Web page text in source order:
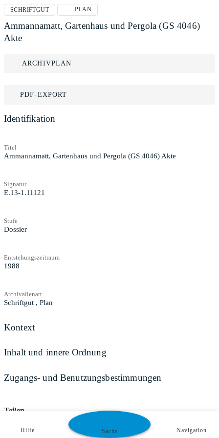
SCHRIFTGUT PLAN
Ammannamatt, Gartenhaus und Pergola (GS 4046)
Akte
ARCHIVPLAN
PDF-EXPORT
Identifikation
Titel
Ammannamatt, Gartenhaus und Pergola (GS 4046) Akte
Signatur
E.13-1.11121
Stufe
Dossier
Entstehungszeitraum
1988
Archivalienart
Schriftgut , Plan
Kontext
Inhalt und innere Ordnung
Zugangs- und Benutzungsbestimmungen
Teilen
Hilfe Suche Navigation